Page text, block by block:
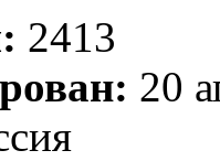
2413
20